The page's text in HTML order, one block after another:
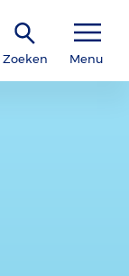
Zoeken Menu